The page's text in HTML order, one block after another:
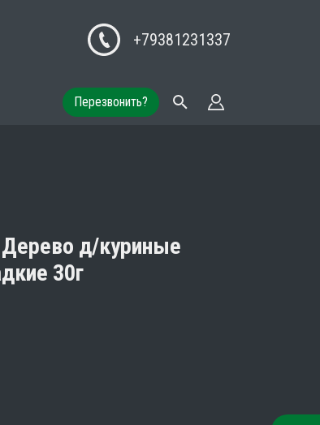
+79381231337
Перезвонить?
д/куриные
30г